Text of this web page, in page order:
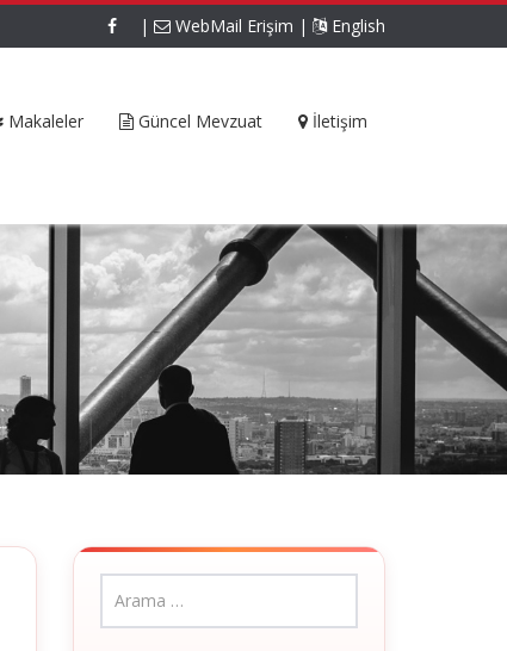
| WebMail Erişim | English
Makaleler Güncel Mevzuat İletişim